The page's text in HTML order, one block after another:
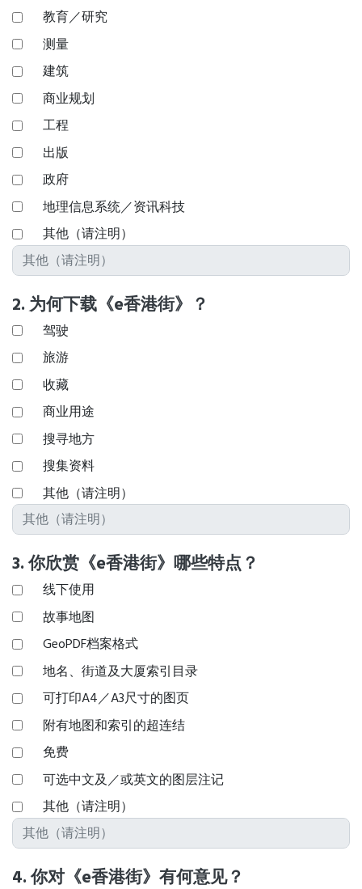
教育／研究
测量
建筑
商业规划
工程
出版
政府
地理信息系统／资讯科技
其他（请注明）
2. 为何下载《e香港街》？
驾驶
旅游
收藏
商业用途
搜寻地方
搜集资料
其他（请注明）
3. 你欣赏《e香港街》哪些特点？
线下使用
故事地图
GeoPDF档案格式
地名、街道及大厦索引目录
可打印A4／A3尺寸的图页
附有地图和索引的超连结
免费
可选中文及／或英文的图层注记
其他（请注明）
4. 你对《e香港街》有何意见？